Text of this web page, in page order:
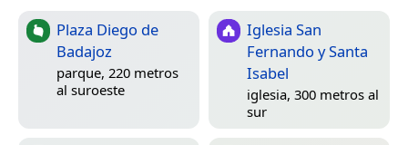
Plaza Diego de
Badajoz
parque, 220 metros
al suroeste
Iglesia San
Fernando y Santa
Isabel
iglesia, 300 metros al
sur